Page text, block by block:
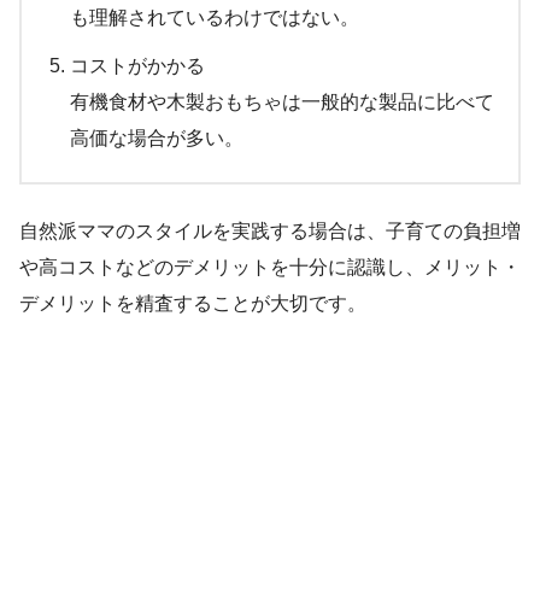
も理解されているわけではない。
コストがかかる
有機食材や木製おもちゃは一般的な製品に比べて
高価な場合が多い。
自然派ママのスタイルを実践する場合は、子育ての負担増
や高コストなどのデメリットを十分に認識し、メリット・
デメリットを精査することが大切です。